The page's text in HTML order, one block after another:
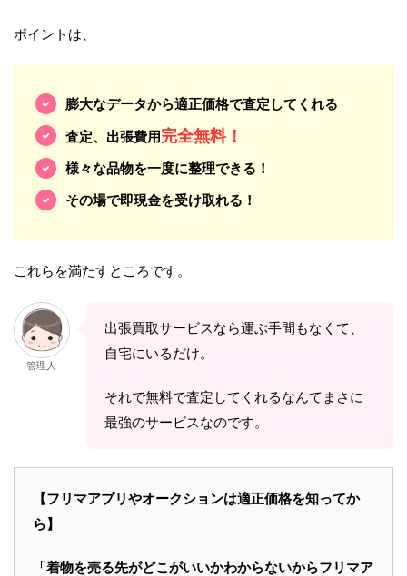
ポイントは、
膨大なデータから適正価格で査定してくれる
査定、出張費用完全無料！
様々な品物を一度に整理できる！
その場で即現金を受け取れる！
これらを満たすところです。
管理人
出張買取サービスなら運ぶ手間もなくて、
自宅にいるだけ。
それで無料で査定してくれるなんてまさに
最強のサービスなのです。
【フリマアプリやオークションは適正価格を知ってか
ら】
「着物を売る先がどこがいいかわからないからフリマア